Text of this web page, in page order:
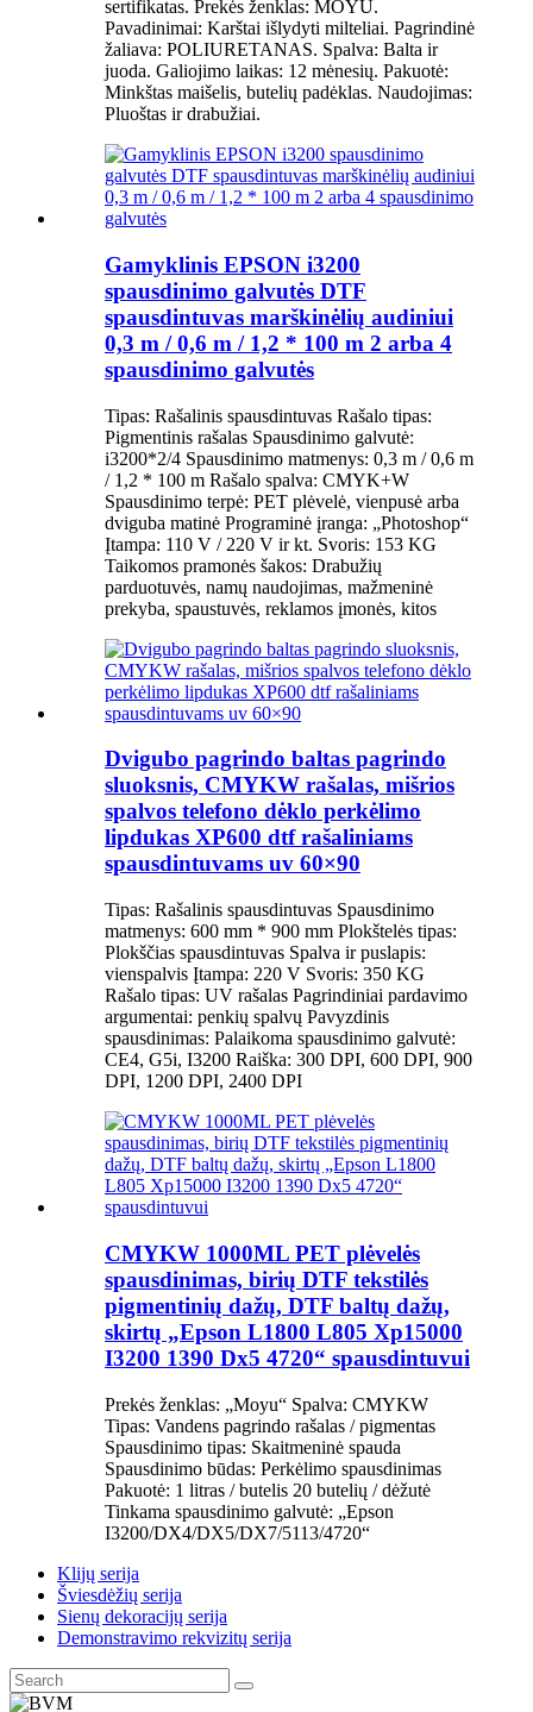
sertifikatas. Prekės ženklas: MOYU.
Pavadinimai: Karštai išlydyti milteliai. Pagrindinė
žaliava: POLIURETANAS. Spalva: Balta ir
juoda. Galiojimo laikas: 12 mėnesių. Pakuotė:
Minkštas maišelis, butelių padėklas. Naudojimas:
Pluoštas ir drabužiai.
Gamyklinis EPSON i3200
spausdinimo galvutės DTF
spausdintuvas marškinėlių audiniui
0,3 m / 0,6 m / 1,2 * 100 m 2 arba 4
spausdinimo galvutės
Tipas: Rašalinis spausdintuvas Rašalo tipas:
Pigmentinis rašalas Spausdinimo galvutė:
i3200*2/4 Spausdinimo matmenys: 0,3 m / 0,6 m
/ 1,2 * 100 m Rašalo spalva: CMYK+W
Spausdinimo terpė: PET plėvelė, vienpusė arba
dviguba matinė Programinė įranga: „Photoshop“
Įtampa: 110 V / 220 V ir kt. Svoris: 153 KG
Taikomos pramonės šakos: Drabužių
parduotuvės, namų naudojimas, mažmeninė
prekyba, spaustuvės, reklamos įmonės, kitos
Dvigubo pagrindo baltas pagrindo
sluoksnis, CMYKW rašalas, mišrios
spalvos telefono dėklo perkėlimo
lipdukas XP600 dtf rašaliniams
spausdintuvams uv 60×90
Tipas: Rašalinis spausdintuvas Spausdinimo
matmenys: 600 mm * 900 mm Plokštelės tipas:
Plokščias spausdintuvas Spalva ir puslapis:
vienspalvis Įtampa: 220 V Svoris: 350 KG
Rašalo tipas: UV rašalas Pagrindiniai pardavimo
argumentai: penkių spalvų Pavyzdinis
spausdinimas: Palaikoma spausdinimo galvutė:
CE4, G5i, I3200 Raiška: 300 DPI, 600 DPI, 900
DPI, 1200 DPI, 2400 DPI
CMYKW 1000ML PET plėvelės
spausdinimas, birių DTF tekstilės
pigmentinių dažų, DTF baltų dažų,
skirtų „Epson L1800 L805 Xp15000
I3200 1390 Dx5 4720“ spausdintuvui
Prekės ženklas: „Moyu“ Spalva: CMYKW
Tipas: Vandens pagrindo rašalas / pigmentas
Spausdinimo tipas: Skaitmeninė spauda
Spausdinimo būdas: Perkėlimo spausdinimas
Pakuotė: 1 litras / butelis 20 butelių / dėžutė
Tinkama spausdinimo galvutė: „Epson
I3200/DX4/DX5/DX7/5113/4720“
Klijų serija
Šviesdėžių serija
Sienų dekoracijų serija
Demonstravimo rekvizitų serija